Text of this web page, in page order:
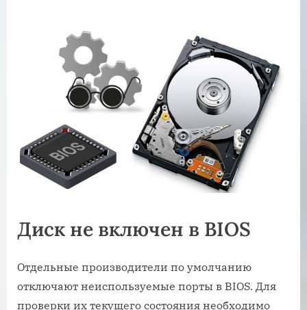
Диск не включен в BIOS
Отдельные производители по умолчанию
отключают неиспользуемые порты в BIOS. Для
проверки их текущего состояния необходимо